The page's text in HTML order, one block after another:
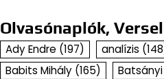
Olvasónaplók,
Ady Endre (197) analízis
Babits Mihály (165)